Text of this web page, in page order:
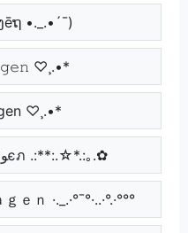
ຖ •._.•´¯)
♡¸.•*
♡¸.•*
✿.｡.:* ☆:**:. שєгђคﻮєภ .:**:.☆*.:｡.✿
ｅｎ ·._.·°¯°·..·°.·°°°